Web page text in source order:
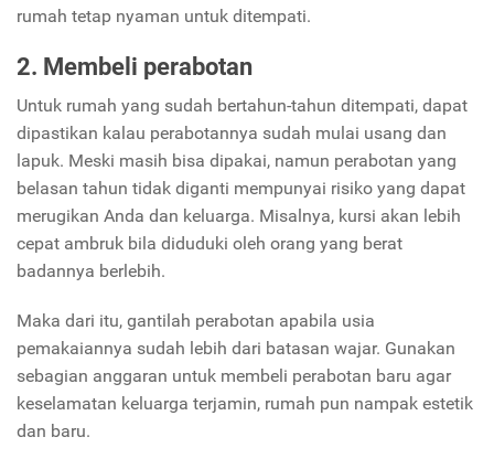
rumah tetap nyaman untuk ditempati.
2. Membeli perabotan
Untuk rumah yang sudah bertahun-tahun ditempati, dapat
dipastikan kalau perabotannya sudah mulai usang dan
lapuk. Meski masih bisa dipakai, namun perabotan yang
belasan tahun tidak diganti mempunyai risiko yang dapat
merugikan Anda dan keluarga. Misalnya, kursi akan lebih
cepat ambruk bila diduduki oleh orang yang berat
badannya berlebih.
Maka dari itu, gantilah perabotan apabila usia
pemakaiannya sudah lebih dari batasan wajar. Gunakan
sebagian anggaran untuk membeli perabotan baru agar
keselamatan keluarga terjamin, rumah pun nampak estetik
dan baru.